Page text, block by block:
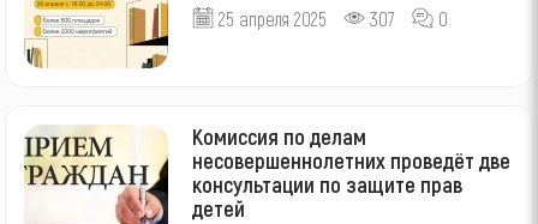
25 апреля 2025 307 0
Комиссия по делам
несовершеннолетних проведёт две
консультации по защите прав
детей